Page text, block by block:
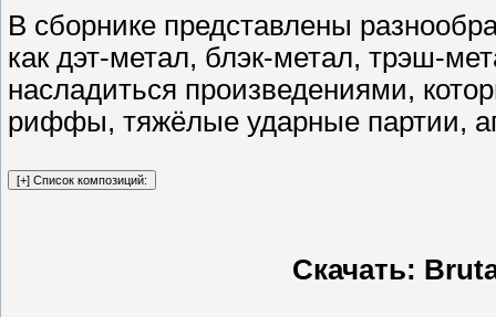
В сборнике представлены
как дэт-метал, блэк-метал, трэш-
насладиться произведениями,
риффы, тяжёлые ударные партии,
Скачать: